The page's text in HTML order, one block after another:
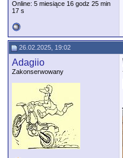
Online: 5 miesiące 16 godz 25 min
17 s
26.02.2025, 19:02
Adagiio
Zakonserwowany